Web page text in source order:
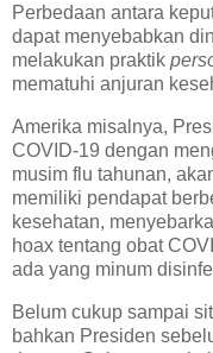
Perbedaan antara
dapat menyebabkan
melakukan praktik
mematuhi anjuran
Amerika misalnya,
COVID-19 dengan
musim flu tahunan,
memiliki pendapat
kesehatan,
hoax tentang obat
ada yang minum
Belum cukup sampai
bahkan Presiden